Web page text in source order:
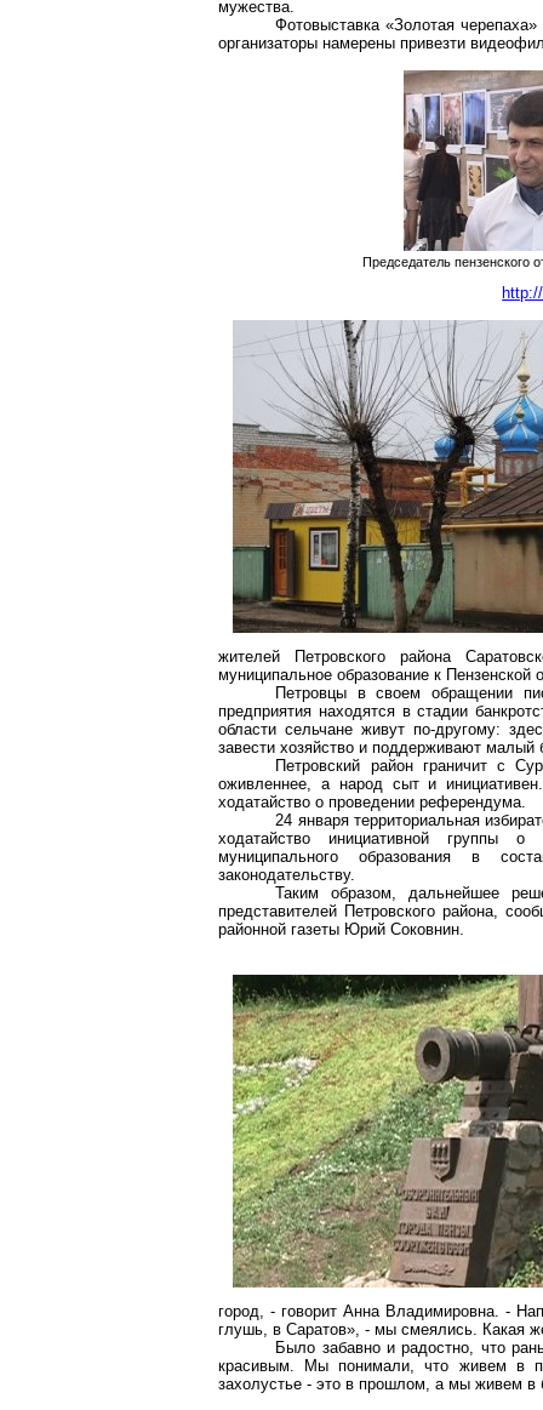
мужества.
Фотовыставка «Золотая
организаторы намерены привезти
Председатель пензенского
жителей Петровского района
муниципальное образование к Пензенской
Петровцы в своем обращении
предприятия находятся в стадии
области сельчане живут по-другому:
завести хозяйство и поддерживают малый
Петровский район граничит с
оживленнее, а народ сыт и
ходатайство о проведении референдума.
24 января территориальная
ходатайство инициативной группы
муниципального образования в
законодательству.
Таким образом, дальнейшее
представителей Петровского района,
районной газеты Юрий Соковнин.
город, - говорит Анна Владимировна. -
глушь, в Саратов», - мы смеялись. Какая
Было забавно и радостно, что
красивым. Мы понимали, что живем в
захолустье - это в прошлом, а мы живем